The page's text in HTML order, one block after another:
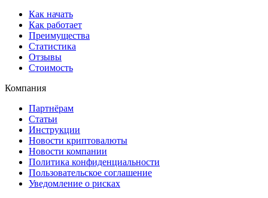
Как начать
Как работает
Преимущества
Статистика
Отзывы
Стоимость
Компания
Партнёрам
Статьи
Инструкции
Новости криптовалюты
Новости компании
Политика конфиденциальности
Пользовательское соглашение
Уведомление о рисках